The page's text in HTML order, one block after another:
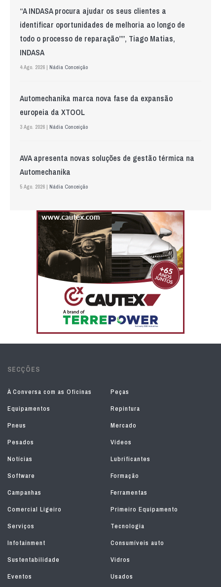
“A INDASA procura ajudar os seus clientes a
identificar oportunidades de melhoria ao longo de
todo o processo de reparação””, Tiago Matias,
INDASA
4 Ago. 2026 | Nádia Conceição
Automechanika marca nova fase da expansão
europeia da XTOOL
3 Ago. 2026 | Nádia Conceição
AVA apresenta novas soluções de gestão térmica na
Automechanika
5 Ago. 2026 | Nádia Conceição
SECÇÕES
À Conversa com as Oficinas
Peças
Equipamentos
Repintura
Pneus
Mercado
Pesados
Vídeos
Notícias
Lubrificantes
Software
Formação
Campanhas
Ferramentas
Comercial Ligeiro
Primeiro Equipamento
Serviços
Tecnologia
Infotainment
Consumíveis auto
Sustentabilidade
Vidros
Eventos
Usados